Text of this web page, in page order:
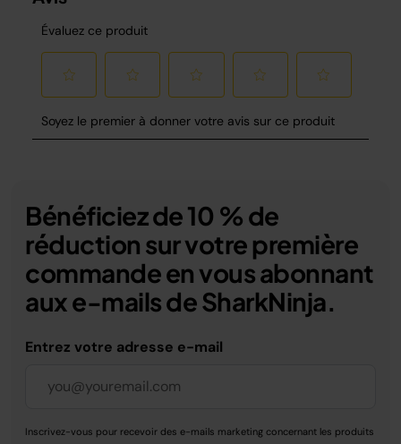
Bénéficiez de 10 % de
réduction sur votre première
commande en vous abonnant
aux e-mails de SharkNinja.
Entrez votre adresse e-mail
Inscrivez-vous pour recevoir des e-mails marketing concernant les produits